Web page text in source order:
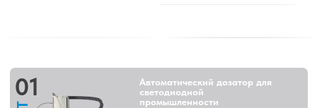
Конструкция:одноголовочная система
Точность нанесения:высокая точность
Программирование:гибкая настройка
параметров